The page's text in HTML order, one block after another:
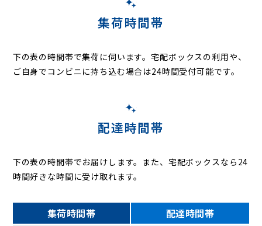
集荷時間帯
下の表の時間帯で集荷に伺います。宅配ボックスの利用や、
ご自身でコンビニに持ち込む場合は24時間受付可能です。
配達時間帯
下の表の時間帯でお届けします。また、宅配ボックスなら24
時間好きな時間に受け取れます。
集荷時間帯 配達時間帯